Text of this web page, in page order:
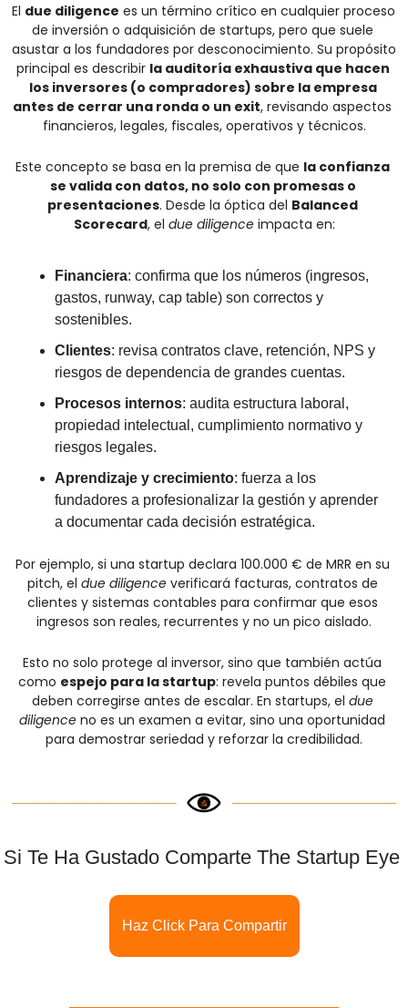
El due diligence es un término crítico en cualquier proceso
de inversión o adquisición de startups, pero que suele
asustar a los fundadores por desconocimiento. Su propósito
principal es describir la auditoría exhaustiva que hacen
los inversores (o compradores) sobre la empresa
antes de cerrar una ronda o un exit, revisando aspectos
financieros, legales, fiscales, operativos y técnicos.
Este concepto se basa en la premisa de que la confianza
se valida con datos, no solo con promesas o
presentaciones. Desde la óptica del Balanced
Scorecard, el due diligence impacta en:
Financiera: confirma que los números (ingresos,
gastos, runway, cap table) son correctos y
sostenibles.
Clientes: revisa contratos clave, retención, NPS y
riesgos de dependencia de grandes cuentas.
Procesos internos: audita estructura laboral,
propiedad intelectual, cumplimiento normativo y
riesgos legales.
Aprendizaje y crecimiento: fuerza a los
fundadores a profesionalizar la gestión y aprender
a documentar cada decisión estratégica.
Por ejemplo, si una startup declara 100.000 € de MRR en su
pitch, el due diligence verificará facturas, contratos de
clientes y sistemas contables para confirmar que esos
ingresos son reales, recurrentes y no un pico aislado.
Esto no solo protege al inversor, sino que también actúa
como espejo para la startup: revela puntos débiles que
deben corregirse antes de escalar. En startups, el due
diligence no es un examen a evitar, sino una oportunidad
para demostrar seriedad y reforzar la credibilidad.
Si Te Ha Gustado Comparte The Startup Eye
Haz Click Para Compartir